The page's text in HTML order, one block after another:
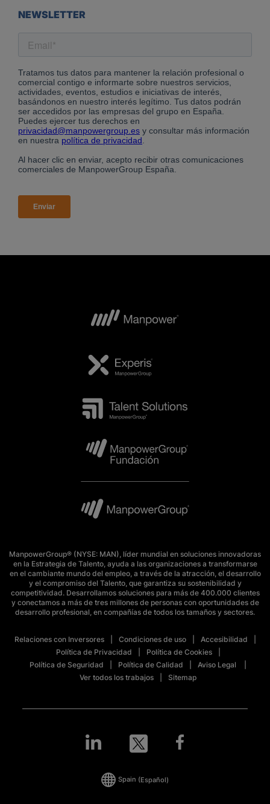
NEWSLETTER
ManpowerGroup® (NYSE: MAN), líder mundial en soluciones innovadoras
en la Estrategia de Talento, ayuda a las organizaciones a transformarse
en el cambiante mundo del empleo, a través de la atracción, el desarrollo
y el compromiso del Talento, que garantiza su sostenibilidad y
competitividad. Desarrollamos soluciones para más de 400.000 clientes
y conectamos a más de tres millones de personas con oportunidades de
desarrollo profesional, en compañías de todos los tamaños y sectores.
Relaciones con Inversores Condiciones de uso
Accesibilidad
Política de Privacidad
Política de Cookies
Política de Seguridad
Política de Calidad
Aviso Legal
Ver todos los trabajos
Sitemap
Spain (Español)